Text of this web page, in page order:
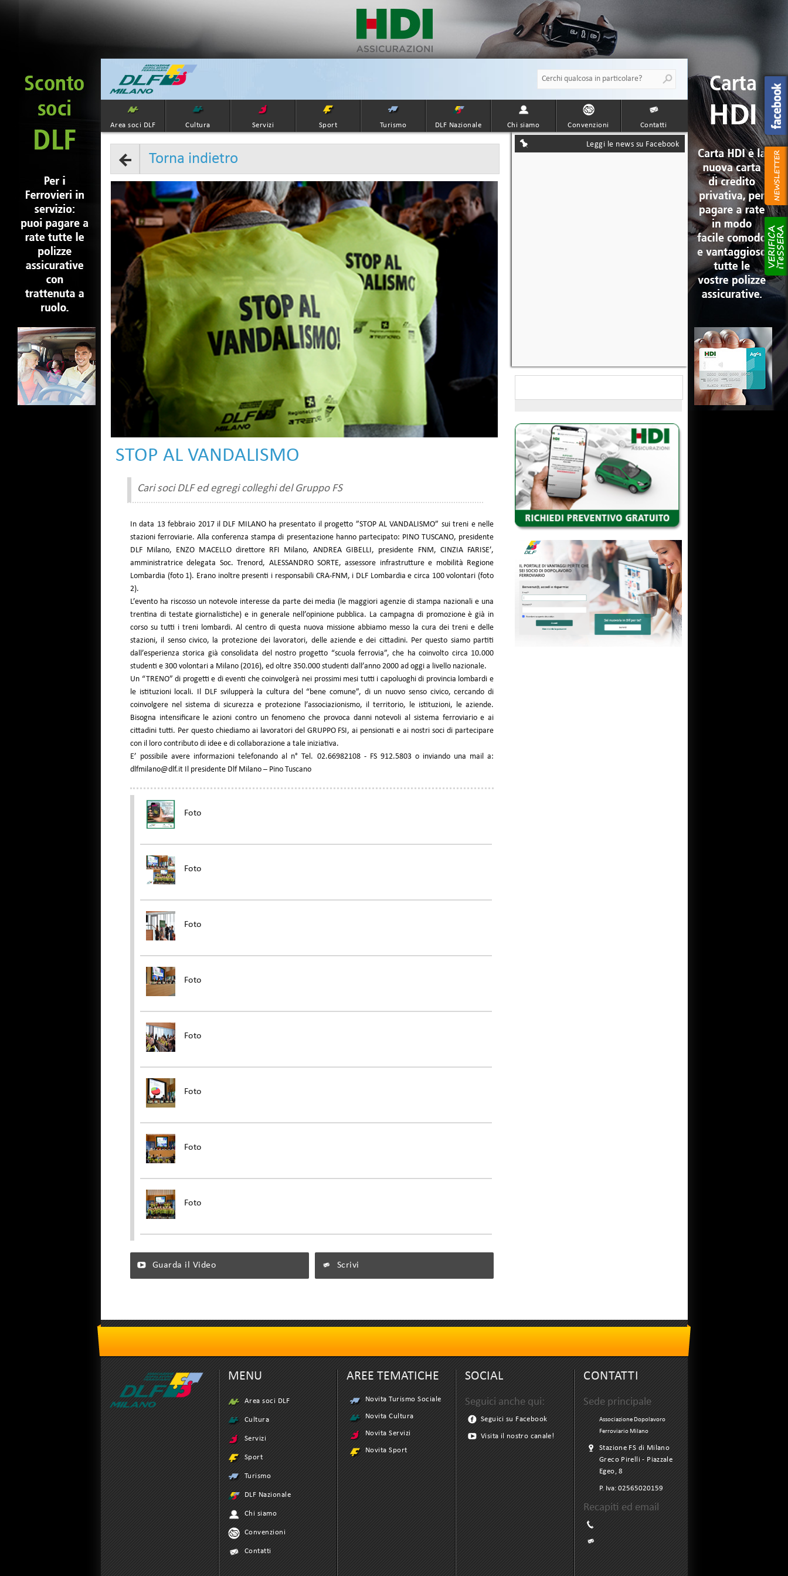
Area soci DLF Cultura Servizi Sport Turismo DLF Nazionale Chi siamo Convenzioni Contatti
Torna indietro
STOP AL VANDALISMO
Cari soci DLF ed egregi colleghi del Gruppo FS
In data 13 febbraio 2017 il DLF MILANO ha presentato il progetto ”STOP AL VANDALISMO” sui treni e nelle
stazioni ferroviarie. Alla conferenza stampa di presentazione hanno partecipato: PINO TUSCANO, presidente
DLF Milano, ENZO MACELLO direttore RFI Milano, ANDREA GIBELLI, presidente FNM, CINZIA FARISE’,
amministratrice delegata Soc. Trenord, ALESSANDRO SORTE, assessore infrastrutture e mobilità Regione
Lombardia (foto 1). Erano inoltre presenti i responsabili CRA-FNM, i DLF Lombardia e circa 100 volontari (foto
2).
L’evento ha riscosso un notevole interesse da parte dei media (le maggiori agenzie di stampa nazionali e una
trentina di testate giornalistiche) e in generale nell’opinione pubblica. La campagna di promozione è già in
corso su tutti i treni lombardi. Al centro di questa nuova missione abbiamo messo la cura dei treni e delle
stazioni, il senso civico, la protezione dei lavoratori, delle aziende e dei cittadini. Per questo siamo partiti
dall’esperienza storica già consolidata del nostro progetto “scuola ferrovia”, che ha coinvolto circa 10.000
studenti e 300 volontari a Milano (2016), ed oltre 350.000 studenti dall’anno 2000 ad oggi a livello nazionale.
Un “TRENO” di progetti e di eventi che coinvolgerà nei prossimi mesi tutti i capoluoghi di provincia lombardi e
le istituzioni locali. Il DLF svilupperà la cultura del “bene comune”, di un nuovo senso civico, cercando di
coinvolgere nel sistema di sicurezza e protezione l’associazionismo, il territorio, le istituzioni, le aziende.
Bisogna intensificare le azioni contro un fenomeno che provoca danni notevoli al sistema ferroviario e ai
cittadini tutti. Per questo chiediamo ai lavoratori del GRUPPO FSI, ai pensionati e ai nostri soci di partecipare
con il loro contributo di idee e di collaborazione a tale iniziativa.
E’ possibile avere informazioni telefonando al n° Tel. 02.66982108 - FS 912.5803 o inviando una mail a:
dlfmilano@dlf.it Il presidente Dlf Milano – Pino Tuscano
Foto
Foto
Foto
Foto
Foto
Foto
Foto
Foto
Guarda il Video Scrivi
Leggi le news su Facebook
MENU
Area soci DLF
Cultura
Servizi
Sport
Turismo
DLF Nazionale
Chi siamo
Convenzioni
Contatti
AREE TEMATICHE
Novita Turismo Sociale
Novita Cultura
Novita Servizi
Novita Sport
SOCIAL
Seguici anche qui:
Seguici su Facebook
Visita il nostro canale!
CONTATTI
Sede principale
Associazione Dopolavoro
Ferroviario Milano
Stazione FS di Milano
Greco Pirelli - Piazzale
Egeo, 8
P. Iva: 02565020159
Recapiti ed email